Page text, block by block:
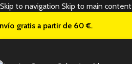
Skip to navigation Skip to main content
gratis a partir de 60 €.